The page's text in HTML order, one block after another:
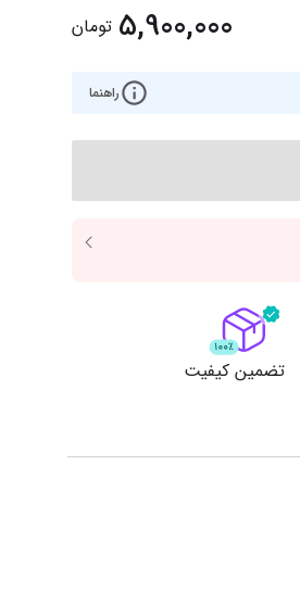
5,900,000 تومان
راهنما
تضمین کیفیت